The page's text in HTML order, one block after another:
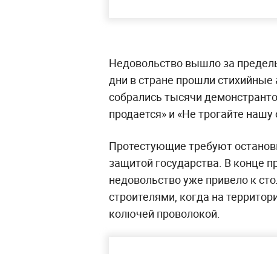
Недовольство вышло за
дни в стране прошли
собрались тысячи
продается» и «Не трогайте нашу
Протестующие требуют
защитой государства. В конце
недовольство уже привело к
строителями, когда на
колючей проволокой.